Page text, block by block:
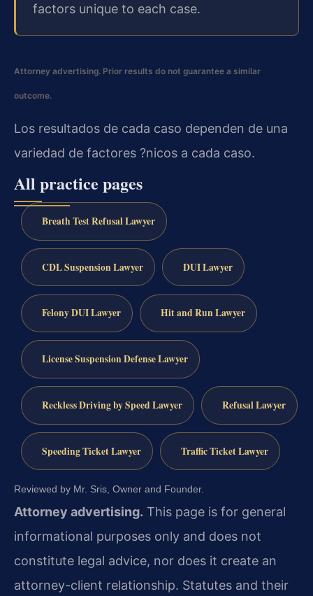
factors unique to each case.
Attorney advertising. Prior results do not guarantee a similar
outcome.
Los resultados de cada caso dependen de una
variedad de factores ?nicos a cada caso.
All practice pages
Breath Test Refusal Lawyer
CDL Suspension Lawyer DUI Lawyer
Felony DUI Lawyer Hit and Run Lawyer
License Suspension Defense Lawyer
Reckless Driving by Speed Lawyer Refusal Lawyer
Speeding Ticket Lawyer Traffic Ticket Lawyer
Reviewed by Mr. Sris, Owner and Founder.
Attorney advertising. This page is for general
informational purposes only and does not
constitute legal advice, nor does it create an
attorney-client relationship. Statutes and their